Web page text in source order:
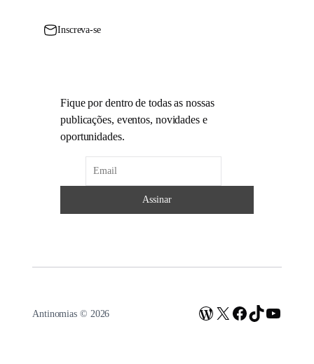
Inscreva-se
Fique por dentro de todas as nossas
publicações, eventos, novidades e
oportunidades.
Antinomias © 2026 WordPress
X Facebook
TikTok